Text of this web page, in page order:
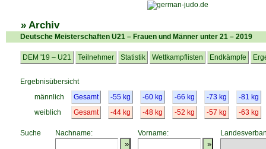
» Archiv
Deutsche Meisterschaften U21 – Frauen und Männer unter 21 – 2019
DEM '19 – U21 Teilnehmer Statistik Wettkampflisten Endkämpfe
Ergebnisübersicht
männlich
weiblich
Gesamt
Gesamt
-55 kg -60 kg -66 kg -73 kg
-81 kg
-44 kg
-48 kg -52 kg -57 kg -63 kg
Suche Nachname: Vorname: